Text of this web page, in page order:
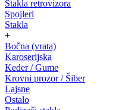
Stakla retrovizora
Spojleri
Stakla
+
Bočna (vrata)
Karoserijska
Keder / Gume
Krovni prozor / Šiber
Lajsne
Ostalo